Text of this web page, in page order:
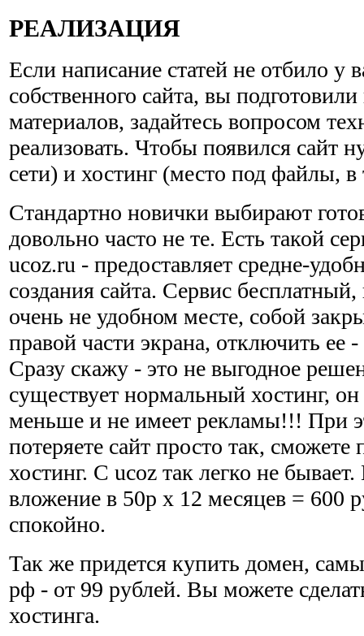
РЕАЛИЗАЦИЯ
Если написание статей не отбило у
собственного сайта, вы
материалов, задайтесь вопросом
реализовать. Чтобы появился сайт
сети) и хостинг (место под файлы,
Стандартно новички выбирают
довольно часто не те. Есть такой
ucoz.ru - предоставляет средне-
создания сайта. Сервис
очень не удобном месте, собой
правой части экрана, отключить ее
Сразу скажу - это не выгодное
существует нормальный хостинг, он
меньше и не имеет рекламы!!! При
потеряете сайт просто так, сможете
хостинг. С ucoz так легко не
вложение в 50р х 12 месяцев = 600
спокойно.
Так же придется купить домен,
рф - от 99 рублей. Вы можете
хостинга.